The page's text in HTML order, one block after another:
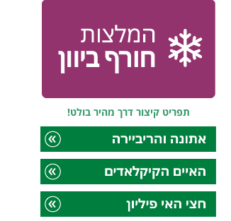
תפריט קיצור דרך מהיר בולט!